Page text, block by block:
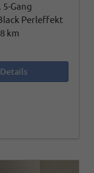
5-Gang
Perleffekt
km
Details